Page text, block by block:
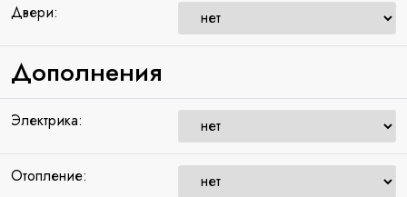
Двери:
Дополнения
Электрика:
Отопление: